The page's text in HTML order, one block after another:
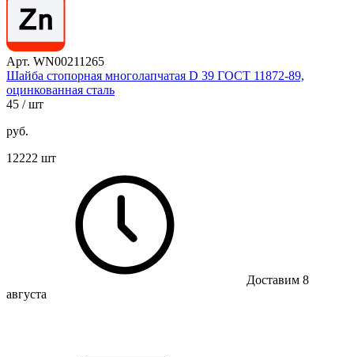
Арт. WN00211265
Шайба стопорная многолапчатая D 39 ГОСТ 11872-89,
оцинкованная сталь
45 / шт
руб.
12222 шт
Доставим 8
августа